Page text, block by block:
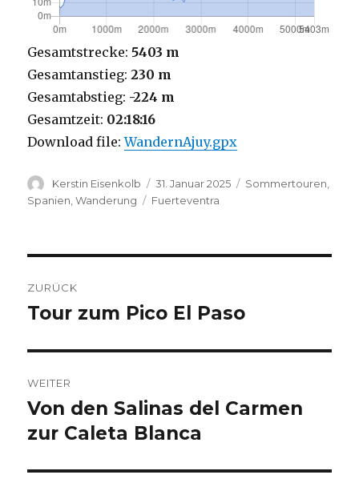
Gesamtstrecke: 5403 m
Gesamtanstieg: 230 m
Gesamtabstieg: -224 m
Gesamtzeit: 02:18:16
Download file:WandernAjuy.gpx
Autor
Kerstin Eisenkolb
Veröffentlicht
am
31. Januar 2025 Kategorien
Sommertouren
Spanien ,Wanderung Schlagwörter
Fuerteventra
ZURÜCK
Vorheriger
Tour zum Pico El Paso
WEITER
Nächster
Beitrag:
Von den Salinas del Carmen
zur Caleta Blanca